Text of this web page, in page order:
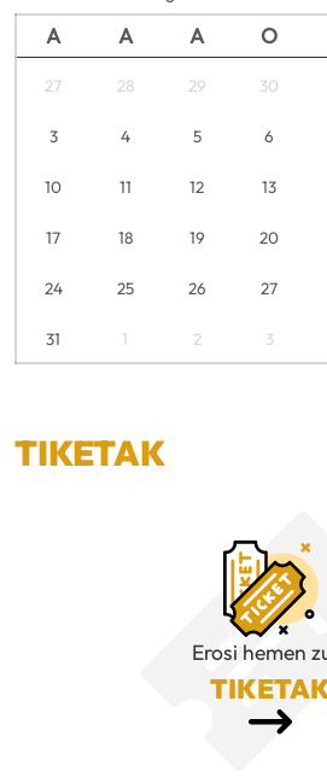
A A A O
27 28 29 30
3 4 5 6
10 11 12 13
17 18 19 20
24 25 26 27
31 1 2 3
TIKETAK
Erosi hemen